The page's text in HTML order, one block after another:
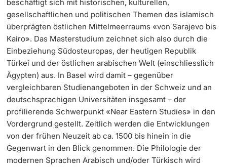
Digital learning
Language Center
Learning Spaces
University Library Basel
Lernbörse
beschäftigt sich mit historischen, kulturellen,
gesellschaftlichen und politischen Themen des islamisch
überprägten östlichen Mittelmeerraums «von Sarajevo bis
Kairo». Das Masterstudium zeichnet sich also durch die
Einbeziehung Südosteuropas, der heutigen Republik
Türkei und der östlichen arabischen Welt (einschliesslich
Ägypten) aus. In Basel wird damit – gegenüber
vergleichbaren Studienangeboten in der Schweiz und an
deutschsprachigen Universitäten insgesamt – der
profilierende Schwerpunkt «Near Eastern Studies» in den
Vordergrund gestellt. Zeitlich werden die Entwicklungen
von der frühen Neuzeit ab ca. 1500 bis hinein in die
Gegenwart in den Blick genommen. Die Philologie der
modernen Sprachen Arabisch und/oder Türkisch wird